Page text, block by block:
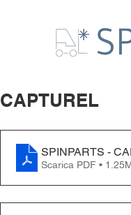
CAPTUREL
SPINPARTS -
Scarica PDF •